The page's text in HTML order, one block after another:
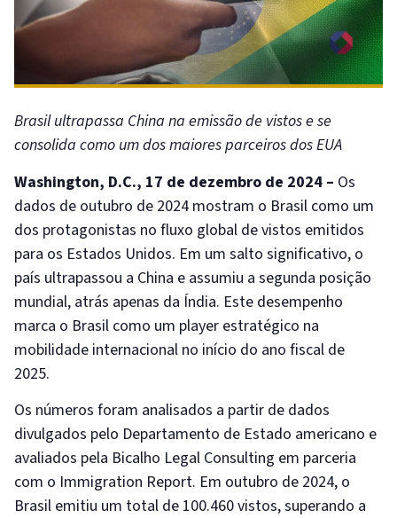
Brasil ultrapassa China na emissão de vistos e se
consolida como um dos maiores parceiros dos EUA
Washington, D.C., 17 de dezembro de 2024 – Os
dados de outubro de 2024 mostram o Brasil como um
dos protagonistas no fluxo global de vistos emitidos
para os Estados Unidos. Em um salto significativo, o
país ultrapassou a China e assumiu a segunda posição
mundial, atrás apenas da Índia. Este desempenho
marca o Brasil como um player estratégico na
mobilidade internacional no início do ano fiscal de
2025.
Os números foram analisados a partir de dados
divulgados pelo Departamento de Estado americano e
avaliados pela Bicalho Legal Consulting em parceria
com o Immigration Report. Em outubro de 2024, o
Brasil emitiu um total de 100.460 vistos, superando a